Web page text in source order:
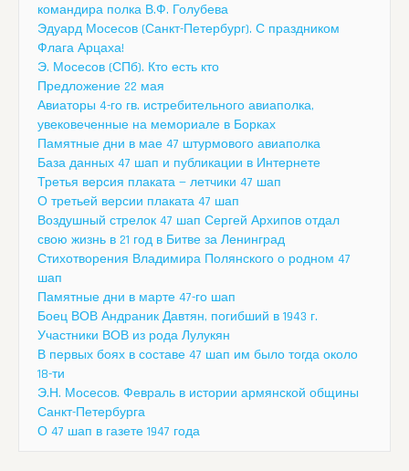
командира полка В.Ф. Голубева
Эдуард Мосесов (Санкт-Петербург). С праздником
Флага Арцаха!
Э. Мосесов (СПб). Кто есть кто
Предложение 22 мая
Авиаторы 4-го гв. истребительного авиаполка,
увековеченные на мемориале в Борках
Памятные дни в мае 47 штурмового авиаполка
База данных 47 шап и публикации в Интернете
Третья версия плаката — летчики 47 шап
О третьей версии плаката 47 шап
Воздушный стрелок 47 шап Сергей Архипов отдал
свою жизнь в 21 год в Битве за Ленинград
Стихотворения Владимира Полянского о родном 47
шап
Памятные дни в марте 47-го шап
Боец ВОВ Андраник Давтян, погибший в 1943 г.
Участники ВОВ из рода Лулукян
В первых боях в составе 47 шап им было тогда около
18-ти
Э.Н. Мосесов. Февраль в истории армянской общины
Санкт-Петербурга
О 47 шап в газете 1947 года